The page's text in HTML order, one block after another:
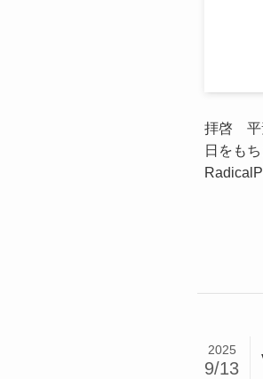
拝啓 平
日をも
2025
9/13